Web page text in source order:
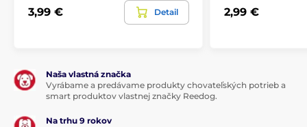
3,99 € Detail 2,99 €
Naša vlastná značka
Vyrábame a predávame produkty chovateľských potrieb a
smart produktov vlastnej značky Reedog.
Na trhu 9 rokov